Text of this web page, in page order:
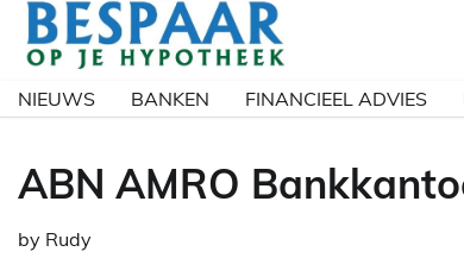
NIEUWS BANKEN FINANCIEEL ADVIES
ABN AMRO
by Rudy